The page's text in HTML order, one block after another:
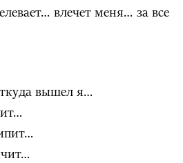
влечет меня… за все
вышел я…